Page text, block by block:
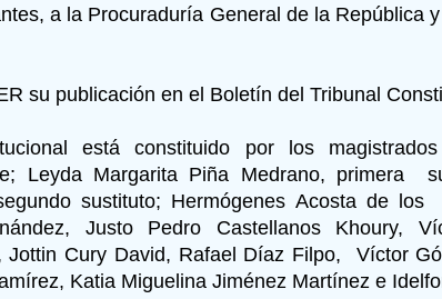
a la Procuraduría General de la República
su publicación en el Boletín del Tribunal
está constituido por los
Leyda Margarita Piña Medrano, primera
sustituto; Hermógenes Acosta de los
Justo Pedro Castellanos Khoury,
Jottin Cury David, Rafael Díaz Filpo, Víctor
Katia Miguelina Jiménez Martínez e